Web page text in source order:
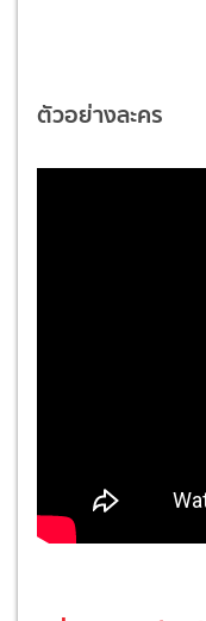
ตัวอย่างละคร